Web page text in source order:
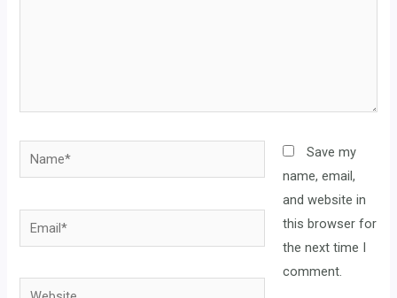
Name*
Email*
Website
Save my
name, email,
and website in
this browser for
the next time I
comment.